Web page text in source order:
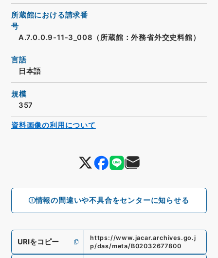
情報の間違いや不具合をセンターに知らせる
所蔵館における請求番
号
A.7.0.0.9-11-3_008（所蔵館：外務省外交史料館）
言語
日本語
規模
357
URIをコピー
https://www.jacar.archives.go.j
p/das/meta/B02032677800
資料画像の利用について